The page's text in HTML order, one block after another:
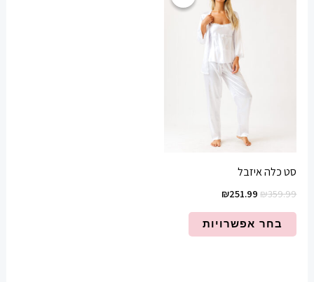
סט כלה איזבל
₪359.99
₪359.99.
₪251.99
הוא:
₪251.99.
בחר אפשרויות
זה